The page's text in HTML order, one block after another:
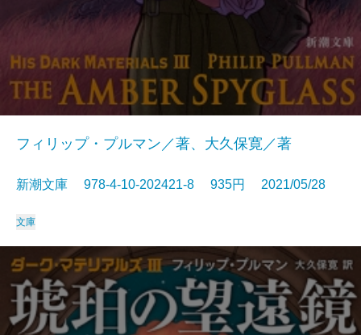
フィリップ・プルマン／著、大久保寛／著
新潮文庫 978-4-10-202421-8 935円 2021/05/28
文庫